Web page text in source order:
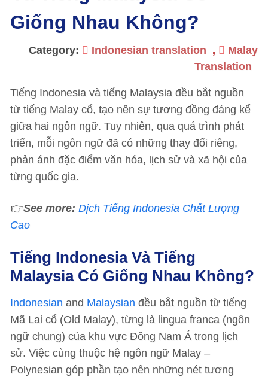
Giống Nhau Không?
Category: Indonesian translation ,
Malay
Translation
Tiếng Indonesia và tiếng Malaysia đều bắt nguồn
từ tiếng Malay cổ, tạo nên sự tương đồng đáng kể
giữa hai ngôn ngữ. Tuy nhiên, qua quá trình phát
triển, mỗi ngôn ngữ đã có những thay đổi riêng,
phản ánh đặc điểm văn hóa, lịch sử và xã hội của
từng quốc gia.
👉See more: Dịch Tiếng Indonesia Chất Lượng
Cao
Tiếng Indonesia Và Tiếng
Malaysia Có Giống Nhau Không?
Indonesian and Malaysian đều bắt nguồn từ tiếng
Mã Lai cổ (Old Malay), từng là lingua franca (ngôn
ngữ chung) của khu vực Đông Nam Á trong lịch
sử. Việc cùng thuộc hệ ngôn ngữ Malay –
Polynesian góp phần tạo nên những nét tương